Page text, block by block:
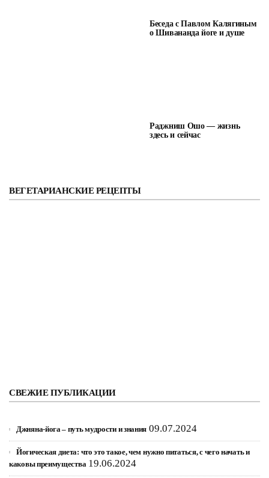
Беседа с Павлом Калягиным
о Шивананда йоге и душе
Раджниш Ошо — жизнь
здесь и сейчас
ВЕГЕТАРИАНСКИЕ РЕЦЕПТЫ
СВЕЖИЕ ПУБЛИКАЦИИ
Джняна-йога – путь мудрости и знания 09.07.2024
Йогическая диета: что это такое, чем нужно питаться, с чего начать и
каковы преимущества 19.06.2024